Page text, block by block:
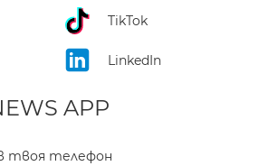
TikTok
LinkedIn
APP
твоя телефон